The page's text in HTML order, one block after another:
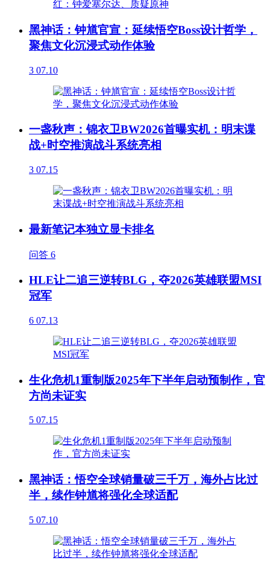
黑神话：钟馗官宣：延续悟空Boss设计哲学，
聚焦文化沉浸式动作体验
3 07.10
一盏秋声：锦衣卫BW2026首曝实机：明末谍
战+时空推演战斗系统亮相
3 07.15
最新笔记本独立显卡排名
问答 6
HLE让二追三逆转BLG，夺2026英雄联盟MSI
冠军
6 07.13
生化危机1重制版2025年下半年启动预制作，官
方尚未证实
5 07.15
黑神话：悟空全球销量破三千万，海外占比过
半，续作钟馗将强化全球适配
5 07.10